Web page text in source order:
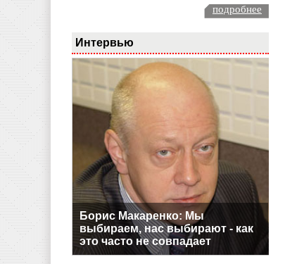
подробнее
Интервью
Борис Макаренко: Мы
выбираем, нас выбирают - как
это часто не совпадает